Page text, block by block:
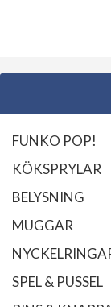
FUNKO POP!
KÖKSPRYLAR
BELYSNING
MUGGAR
SPEL & PUSSEL